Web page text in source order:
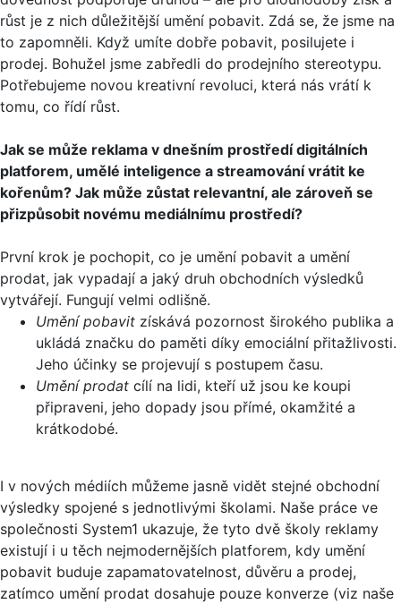
růst je z nich důležitější umění pobavit. Zdá se, že jsme na
to zapomněli. Když umíte dobře pobavit, posilujete i
prodej. Bohužel jsme zabředli do prodejního stereotypu.
Potřebujeme novou kreativní revoluci, která nás vrátí k
tomu, co řídí růst.
Jak se může reklama v dnešním prostředí digitálních
platforem, umělé inteligence a streamování vrátit ke
kořenům? Jak může zůstat relevantní, ale zároveň se
přizpůsobit novému mediálnímu prostředí?
První krok je pochopit, co je umění pobavit a umění
prodat, jak vypadají a jaký druh obchodních výsledků
vytvářejí. Fungují velmi odlišně.
Umění pobavit získává pozornost širokého publika a
ukládá značku do paměti díky emociální přitažlivosti.
Jeho účinky se projevují s postupem času.
Umění prodat cílí na lidi, kteří už jsou ke koupi
připraveni, jeho dopady jsou přímé, okamžité a
krátkodobé.
I v nových médiích můžeme jasně vidět stejné obchodní
výsledky spojené s jednotlivými školami. Naše práce ve
společnosti System1 ukazuje, že tyto dvě školy reklamy
existují i u těch nejmodernějších platforem, kdy umění
pobavit buduje zapamatovatelnost, důvěru a prodej,
zatímco umění prodat dosahuje pouze konverze (viz naše